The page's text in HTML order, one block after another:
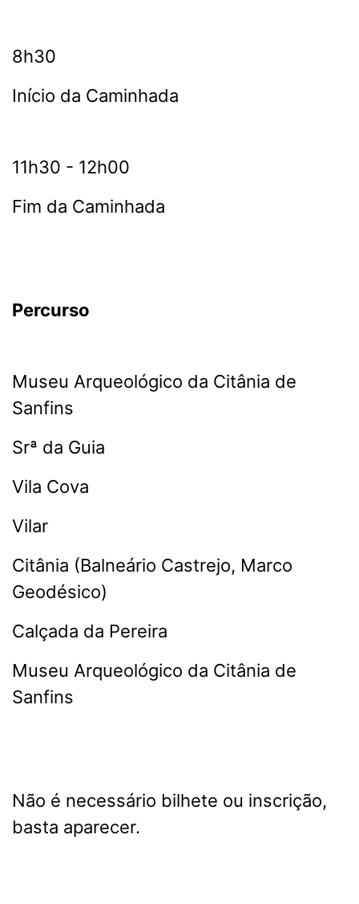
8h30
Início da Caminhada
11h30 - 12h00
Fim da Caminhada
Percurso
Museu Arqueológico da Citânia de
Sanfins
Srª da Guia
Vila Cova
Vilar
Citânia (Balneário Castrejo, Marco
Geodésico)
Calçada da Pereira
Museu Arqueológico da Citânia de
Sanfins
Não é necessário bilhete ou inscrição,
basta aparecer.